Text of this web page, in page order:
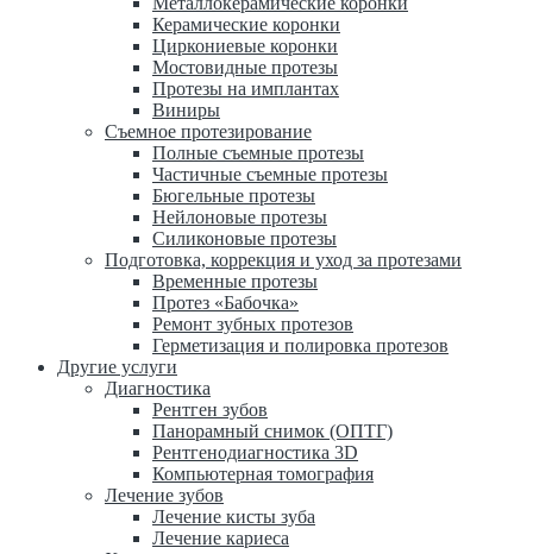
Керамические коронки
Циркониевые коронки
Мостовидные протезы
Протезы на имплантах
Виниры
Съемное протезирование
Полные съемные протезы
Частичные съемные протезы
Бюгельные протезы
Нейлоновые протезы
Силиконовые протезы
Подготовка, коррекция и уход за протезами
Временные протезы
Протез «Бабочка»
Ремонт зубных протезов
Герметизация и полировка протезов
Другие услуги
Диагностика
Рентген зубов
Панорамный снимок (ОПТГ)
Рентгенодиагностика 3D
Компьютерная томография
Лечение зубов
Лечение кисты зуба
Лечение кариеса